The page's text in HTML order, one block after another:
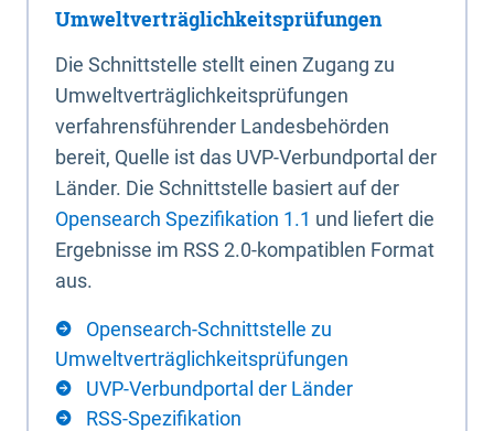
Umweltverträglichkeitsprüfungen
Die Schnittstelle stellt einen Zugang zu
Umweltverträglichkeitsprüfungen
verfahrensführender Landesbehörden
bereit, Quelle ist das UVP-Verbundportal der
Länder. Die Schnittstelle basiert auf der
Opensearch Spezifikation 1.1 und liefert die
Ergebnisse im RSS 2.0-kompatiblen Format
aus.
Opensearch-Schnittstelle zu
Umweltverträglichkeitsprüfungen
UVP-Verbundportal der Länder
RSS-Spezifikation